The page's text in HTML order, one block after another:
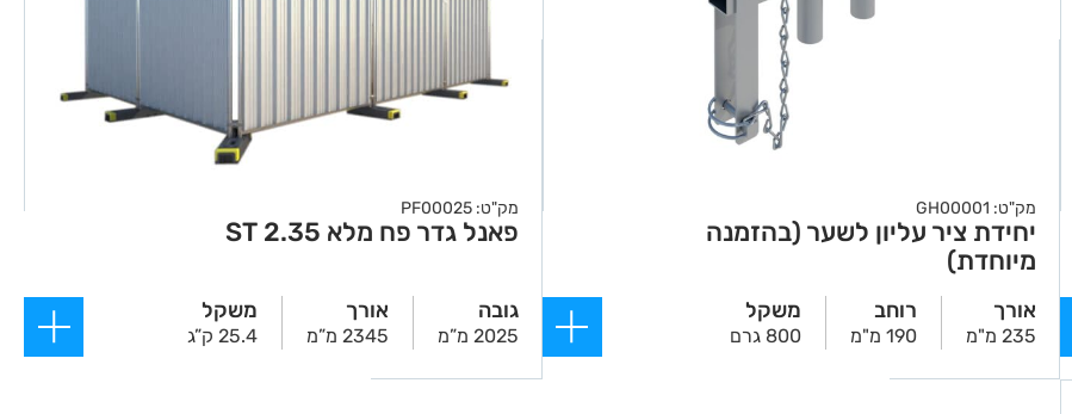
מק"ט: GH00001
יחידת ציר עליון לשער (בהזמנה
מיוחדת)
אורך
235 מ"מ
רוחב
190 מ"מ
משקל
800 גרם
מק"ט: PF00025
פאנל גדר פח מלא 2.35 ST
גובה
2025 מ”מ
אורך
2345 מ”מ
משקל
25.4 ק”ג